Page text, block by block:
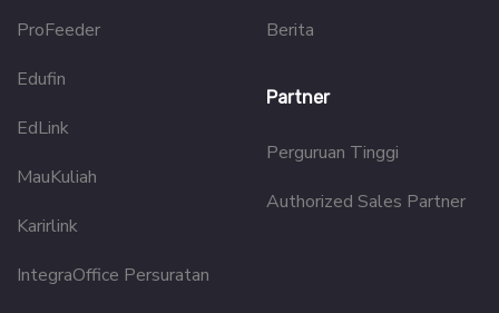
ProFeeder
Edufin
EdLink
MauKuliah
Karirlink
IntegraOffice Persuratan
Berita
Partner
Perguruan Tinggi
Authorized Sales Partner